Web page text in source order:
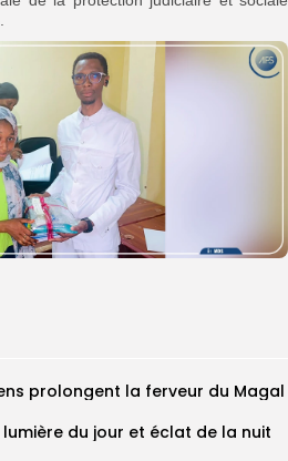
prolongent la ferveur du Magal
du jour et éclat de la nuit